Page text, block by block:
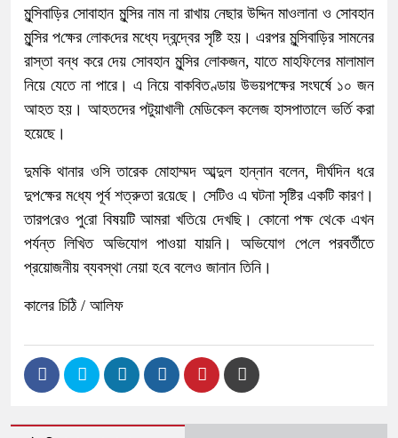
মুন্সিবাড়ির সোবাহান মুন্সির নাম না রাখায় নেছার উদ্দিন মাওলানা ও সোবহান
মুন্সির প‌ক্ষের লোক‌দের মধ্যে দ্বন্দ্বের সৃষ্টি হয়। এরপর মুন্সিবাড়ির সামনের
রাস্তা বন্ধ করে দেয় সোবহান মুন্সির লোকজন, যাতে মাহফিলের মালামাল
নিয়ে যেতে না পারে। এ নিয়ে বাকবিতণ্ডায় উভয়পক্ষের সংঘর্ষে ১০ জন
আহত হয়। আহতদের পটুয়াখালী মেডিকেল কলেজ হাসপাতালে ভর্তি করা
হয়েছে।
দুমকি থানার ওসি তারেক মোহাম্মদ আব্দুল হান্নান বলেন, দীর্ঘদিন ধ‌রে
দুপ‌ক্ষের ম‌ধ্যে পূর্ব শত্রুতা র‌য়ে‌ছে। সে‌টিও এ ঘটনা সৃ‌ষ্টির এক‌টি কারণ।
তারপ‌রেও পু‌রো বিষয়‌টি আমরা খ‌তি‌য়ে দেখ‌ছি। কোনো পক্ষ থে‌কে এখন
পর্যন্ত লি‌খিত অভিযোগ পাওয়া যায়‌নি। অভিযোগ পে‌লে পরবর্তীতে
প্রয়োজনীয় ব্যবস্থা নেয়া হ‌বে বলেও জানান তিনি।
কালের চিঠি / আলিফ